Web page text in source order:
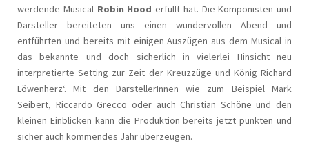
werdende Musical Robin Hood erfüllt hat. Die Komponisten und
Darsteller bereiteten uns einen wundervollen Abend und
entführten und bereits mit einigen Auszügen aus dem Musical in
das bekannte und doch sicherlich in vielerlei Hinsicht neu
interpretierte Setting zur Zeit der Kreuzzüge und König Richard
Löwenherz‘. Mit den DarstellerInnen wie zum Beispiel Mark
Seibert, Riccardo Grecco oder auch Christian Schöne und den
kleinen Einblicken kann die Produktion bereits jetzt punkten und
sicher auch kommendes Jahr überzeugen.